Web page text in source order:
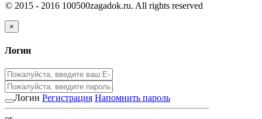
© 2015 - 2016 100500zagadok.ru. All rights reserved
×
Логин
Логин Регистрация Напомнить пароль